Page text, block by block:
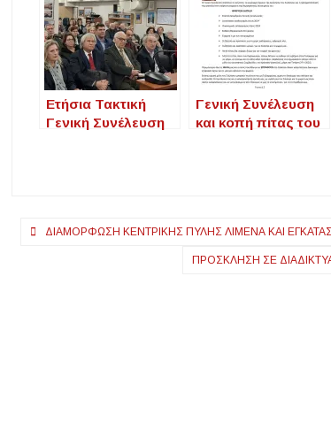
Ετήσια Τακτική
Γενική Συνέλευση
Γενική Συνέλευση
και κοπή πίτας του
Πλοήγηση
ΔΙΑΜΌΡΦΩΣΗ ΚΕΝΤΡΙΚΉΣ ΠΎΛΗΣ ΛΙΜΈΝΑ ΚΑΙ
ΠΡΌΣΚΛΗΣΗ ΣΕ